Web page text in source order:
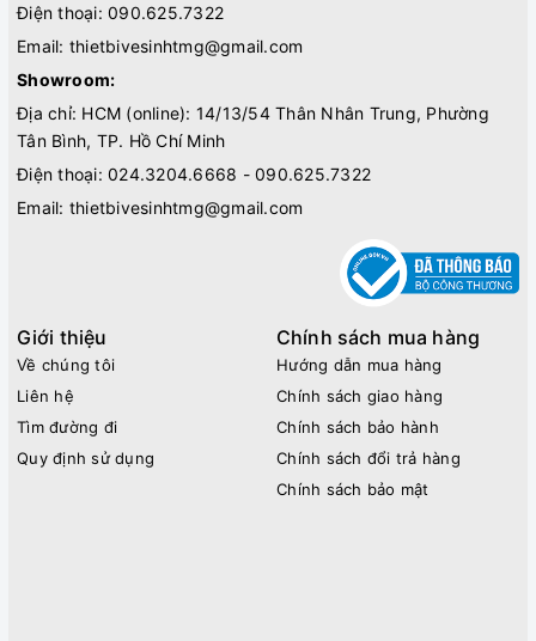
Điện thoại: 090.625.7322
Email: thietbivesinhtmg@gmail.com
Showroom:
Địa chỉ: HCM (online): 14/13/54 Thân Nhân Trung, Phường
Tân Bình, TP. Hồ Chí Minh
Điện thoại: 024.3204.6668 - 090.625.7322
Email: thietbivesinhtmg@gmail.com
Giới thiệu
Về chúng tôi
Liên hệ
Tìm đường đi
Quy định sử dụng
Chính sách mua hàng
Hướng dẫn mua hàng
Chính sách giao hàng
Chính sách bảo hành
Chính sách đổi trả hàng
Chính sách bảo mật